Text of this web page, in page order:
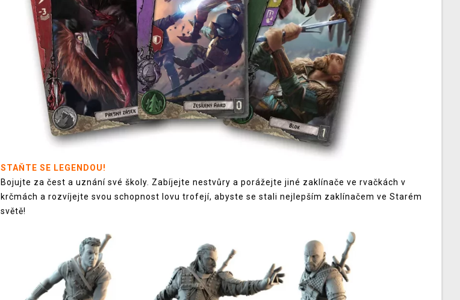
STAŇTE SE LEGENDOU!
Bojujte za čest a uznání své školy. Zabíjejte nestvůry a porážejte jiné zaklínače ve rvačkách v
krčmách a rozvíjejte svou schopnost lovu trofejí, abyste se stali nejlepším zaklínačem ve Starém
světě!